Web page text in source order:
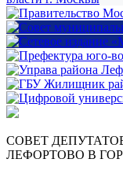
СОВЕТ
ЛЕФОРТОВО В